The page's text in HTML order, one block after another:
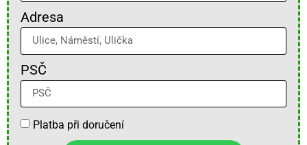
Adresa
PSČ
Platba při doručení